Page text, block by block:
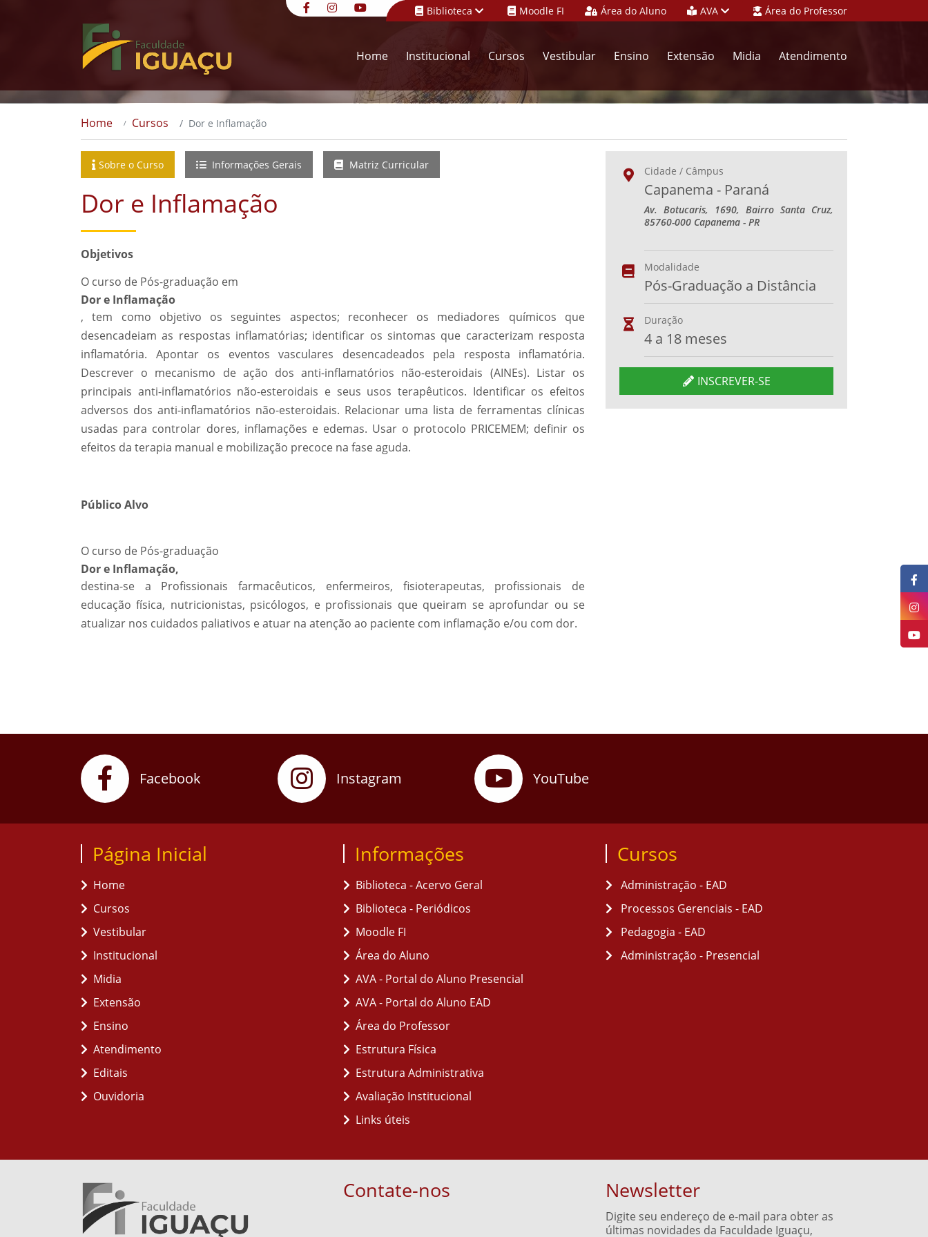
Biblioteca Moodle FI Área do Aluno AVA Área do Professor
Home Institucional Cursos Vestibular Ensino Extensão Midia Atendimento
Home Cursos Dor e Inflamação
Sobre o Curso Informações Gerais Matriz Curricular
Dor e Inflamação
Objetivos
O curso de Pós-graduação em
Dor e Inflamação
, tem como objetivo os seguintes aspectos; reconhecer os mediadores químicos que
desencadeiam as respostas inflamatórias; identificar os sintomas que caracterizam resposta
inflamatória. Apontar os eventos vasculares desencadeados pela resposta inflamatória.
Descrever o mecanismo de ação dos anti-inflamatórios não-esteroidais (AINEs). Listar os
principais anti-inflamatórios não-esteroidais e seus usos terapêuticos. Identificar os efeitos
adversos dos anti-inflamatórios não-esteroidais. Relacionar uma lista de ferramentas clínicas
usadas para controlar dores, inflamações e edemas. Usar o protocolo PRICEMEM; definir os
efeitos da terapia manual e mobilização precoce na fase aguda.
Público Alvo
O curso de Pós-graduação
Dor e Inflamação,
destina-se a Profissionais farmacêuticos, enfermeiros, fisioterapeutas, profissionais de
educação física, nutricionistas, psicólogos, e profissionais que queiram se aprofundar ou se
atualizar nos cuidados paliativos e atuar na atenção ao paciente com inflamação e/ou com dor.
Cidade / Câmpus
Capanema - Paraná
Av. Botucaris, 1690, Bairro Santa Cruz,
85760-000 Capanema - PR
Modalidade
Pós-Graduação a Distância
Duração
4 a 18 meses
INSCREVER-SE
Facebook Instagram YouTube
Página Inicial
Home
Cursos
Vestibular
Institucional
Midia
Extensão
Ensino
Atendimento
Editais
Ouvidoria
Informações
Biblioteca - Acervo Geral
Biblioteca - Periódicos
Moodle FI
Área do Aluno
AVA - Portal do Aluno Presencial
AVA - Portal do Aluno EAD
Área do Professor
Estrutura Física
Estrutura Administrativa
Avaliação Institucional
Links úteis
Cursos
Administração - EAD
Processos Gerenciais - EAD
Pedagogia - EAD
Administração - Presencial
Contate-nos Newsletter
Digite seu endereço de e-mail para obter as
últimas novidades da Faculdade Iguaçu,